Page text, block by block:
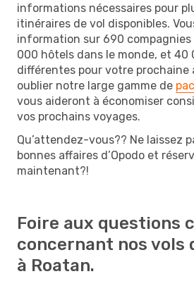
informations nécessaires pour
itinéraires de vol disponibles.
information sur 690 compagnies
000 hôtels dans le monde, et
différentes pour votre prochaine
oublier notre large gamme de
vous aideront à économiser
vos prochains voyages.
Qu’attendez-vous?? Ne laissez
bonnes affaires d’Opodo et
maintenant?!
Foire aux questions
concernant nos vols
à Roatan.